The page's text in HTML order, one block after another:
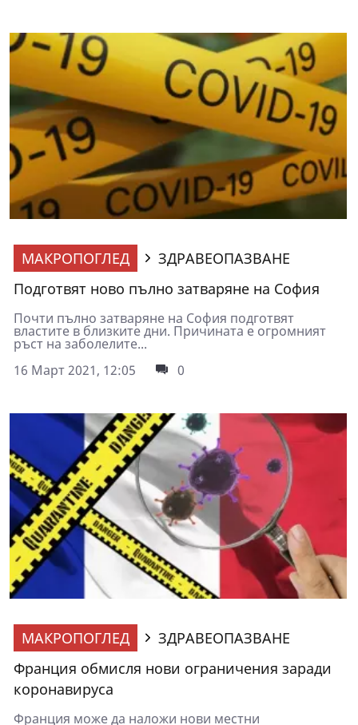
МАКРОПОГЛЕД
ЗДРАВЕОПАЗВАНЕ
Подготвят ново пълно затваряне на София
Почти пълно затваряне на София подготвят
властите в близките дни. Причината е огромният
ръст на заболелите...
16 Март 2021, 12:05
0
МАКРОПОГЛЕД
ЗДРАВЕОПАЗВАНЕ
Франция обмисля нови ограничения заради
коронавируса
Франция може да наложи нови местни